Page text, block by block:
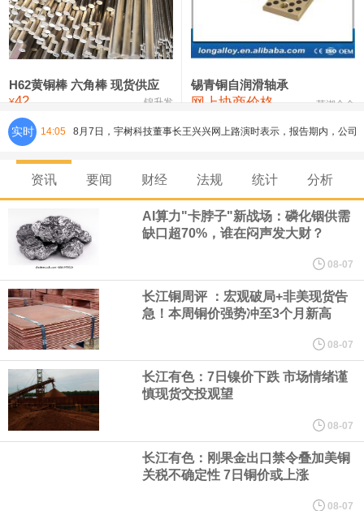
铸造铝合金锭(ZLD104) 24,300—24,500 24,400
压铸锌合金锭 26,500—26,700
氯化镍 38,300—40,300 39,300 0
H62黄铜棒 六角棒 现货供应
¥42 锦升发
锡青铜自润滑轴承
网上协商价格 芜湖合金
实时 14:05 8月7日，宇树科技董事长王兴兴网上路演时表示，报告期内，公司
研发费用金额分别为4,995.18万元、7,001.70万元、14,496.56万
元，最近3年复合增长率达70.36%，呈快速增长趋势，并形成多项
核心技术和知识产权。截至2026年1月31日，公司拥有262项专利权
（含境内发明专利20项）。
纽约期银日内涨4%，现报64.08美元/盎司。
宇树科技董事长、总经理兼首席技术官王兴兴在网上路演时表示，
经过多年研发创新和技术积累，公司逐步形成了包括一体化关节集
成技术、高紧凑度机器人身体集成技术、机器人激光雷达全自研核
心技术等多项已商业化应用的核心技术并已应用于公司的高性能通
资讯 要闻 财经 法规 统计 分析
AI算力"卡脖子"新战场：磷化铟供需
缺口超70%，谁在闷声发大财？
08-07
长江铜周评 ：宏观破局+非美现货告
急！本周铜价强势冲至3个月新高
08-07
长江有色：7日镍价下跌 市场情绪谨
慎现货交投观望
08-07
长江有色：刚果金出口禁令叠加美铜
关税不确定性 7日铜价或上涨
08-07